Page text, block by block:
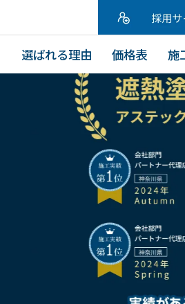
選ばれる理由 価格表 施